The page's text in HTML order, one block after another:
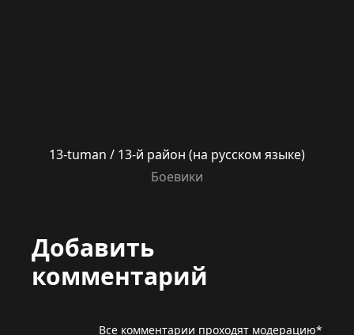
13-tuman / 13-й район (на русском языке)
Боевики
Добавить
комментарий
Все комментарии проходят модерацию*